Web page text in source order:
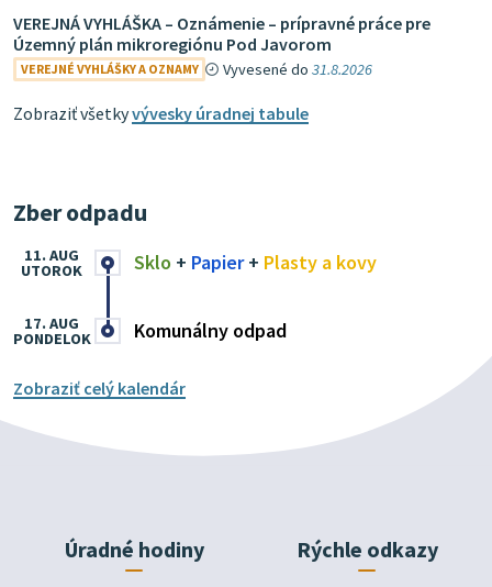
VEREJNÁ VYHLÁŠKA – Oznámenie – prípravné práce pre
Územný plán mikroregiónu Pod Javorom
VEREJNÉ VYHLÁŠKY A OZNAMY Vyvesené do31.8.2026
Zobraziť všetkyvývesky úradnej tabule
Zber odpadu
Sklo + Papier+ Plasty a kovy
11. AUG
UTOROK
Komunálny odpad
17. AUG
PONDELOK
Zobraziť celý kalendár
Úradné hodiny Rýchle odkazy